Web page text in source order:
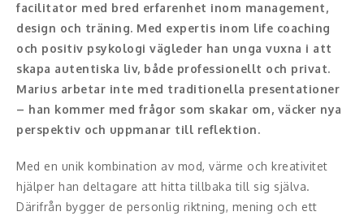
Workshopledare, facilitator
Radio och TV-profiler
Underhållning och event
Event
Humoristiska föredrag
Ljus och belysning
facilitator med bred erfarenhet inom management,
design och träning. Med expertis inom life coaching
och positiv psykologi vägleder han unga vuxna i att
skapa autentiska liv, både professionellt och privat.
Marius arbetar inte med traditionella presentationer
– han kommer med frågor som skakar om, väcker nya
perspektiv och uppmanar till reflektion.
Med en unik kombination av mod, värme och kreativitet
hjälper han deltagare att hitta tillbaka till sig själva.
Därifrån bygger de personlig riktning, mening och ett